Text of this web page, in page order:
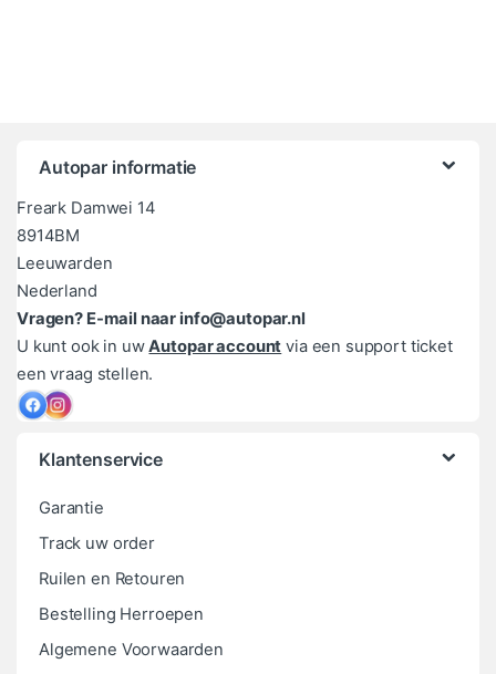
Autopar informatie
Freark Damwei 14
8914BM
Leeuwarden
Nederland
Vragen? E-mail naar info@autopar.nl
U kunt ook in uwAutopar account via een support ticket
een vraag stellen.
Klantenservice
Garantie
Track uw order
Ruilen en Retouren
Bestelling Herroepen
Algemene Voorwaarden